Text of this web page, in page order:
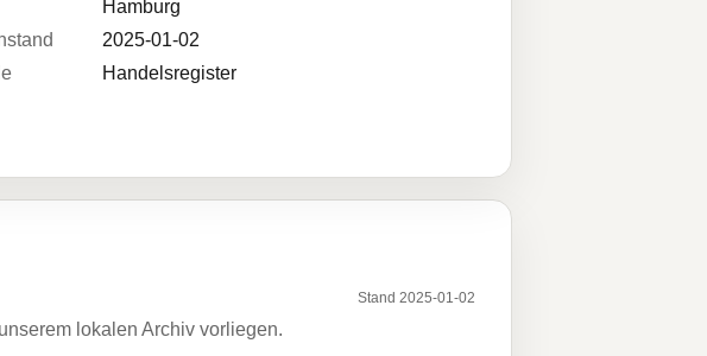
Hamburg
2025-01-02
Handelsregister
Stand 2025-01-02
lokalen Archiv vorliegen.